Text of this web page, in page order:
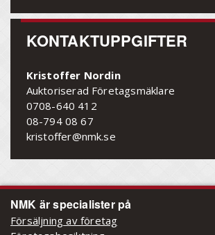
KONTAKTUPPGIFTER
Kristoffer Nordin
Auktoriserad Företagsmäklare
0708-640 412
08-794 08 67
kristoffer@nmk.se
NMK är specialister på
Försäljning av företag